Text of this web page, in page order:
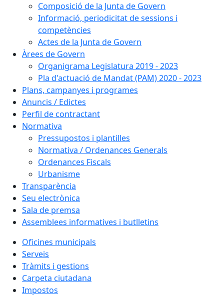
Composició de la Junta de Govern
Informació, periodicitat de sessions i
competències
Actes de la Junta de Govern
Àrees de Govern
Organigrama Legislatura 2019 - 2023
Pla d'actuació de Mandat (PAM) 2020 - 2023
Plans, campanyes i programes
Anuncis / Edictes
Perfil de contractant
Normativa
Pressupostos i plantilles
Normativa / Ordenances Generals
Ordenances Fiscals
Urbanisme
Transparència
Seu electrònica
Sala de premsa
Assemblees informatives i butlletins
Oficines municipals
Serveis
Tràmits i gestions
Carpeta ciutadana
Impostos